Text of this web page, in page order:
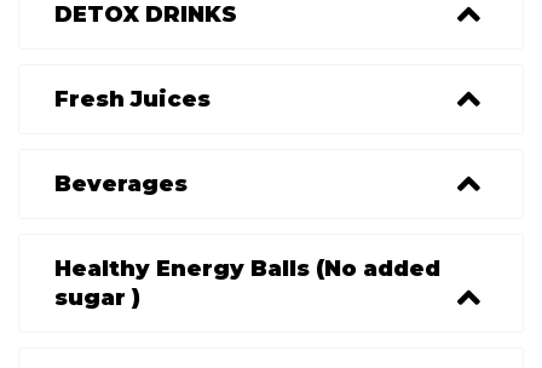
DETOX DRINKS
Fresh Juices
Beverages
Healthy Energy Balls (No added
sugar )